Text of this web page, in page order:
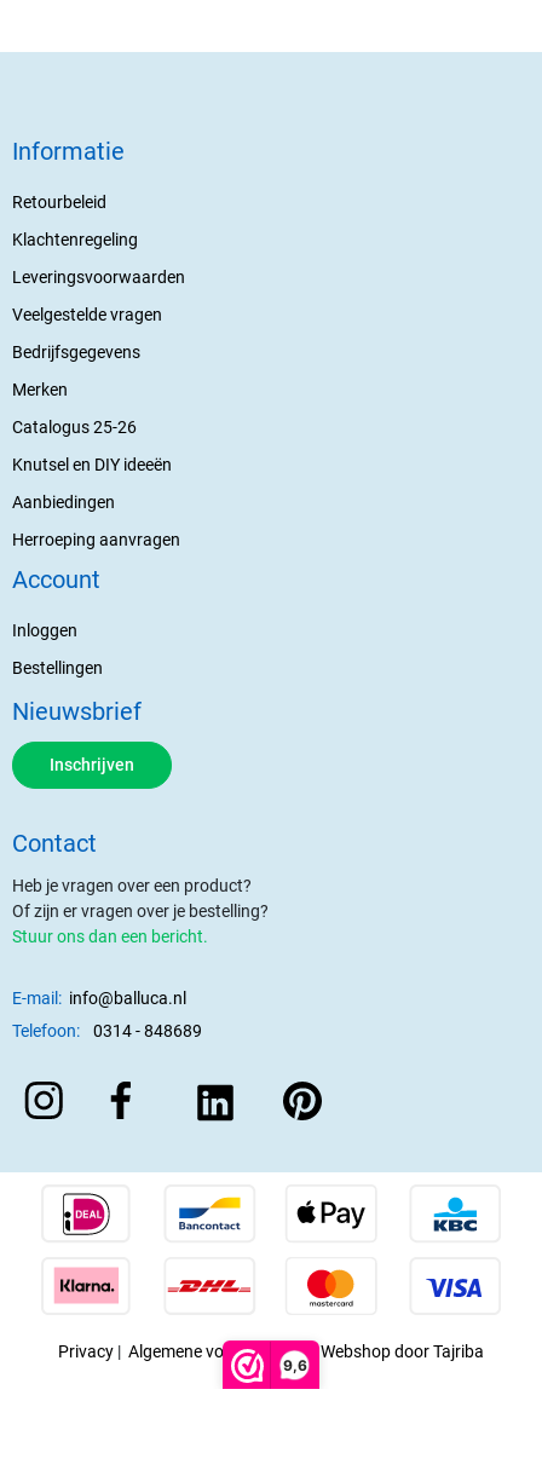
9,6
Informatie
Retourbeleid
Klachtenregeling
Leveringsvoorwaarden
Veelgestelde vragen
Bedrijfsgegevens
Merken
Catalogus 25-26
Knutsel en DIY ideeën
Aanbiedingen
Herroeping aanvragen
Account
Inloggen
Bestellingen
Nieuwsbrief
Inschrijven
Contact
Heb je vragen over een product?
Of zijn er vragen over je bestelling?
Stuur ons dan een bericht.
E-mail: info@balluca.nl
Telefoon:
0314 - 848689
Privacy | Algemene voorwaarden |Webshop door Tajriba